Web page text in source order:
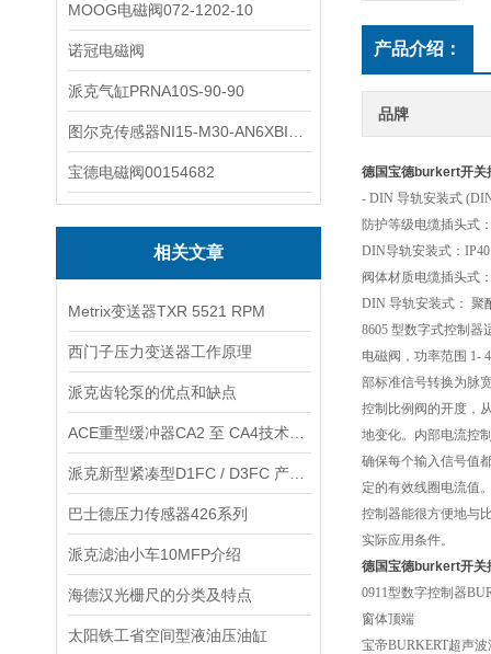
MOOG电磁阀072-1202-10
诺冠电磁阀
派克气缸PRNA10S-90-90
宝德电磁阀00154682
相关文章
Metrix变送器TXR 5521 RPM
西门子压力变送器工作原理
派克齿轮泵的优点和缺点
巴士德压力传感器426系列
派克滤油小车10MFP介绍
海德汉光栅尺的分类及特点
太阳铁工省空间型液油压油缸
产品介绍：
品牌
德国宝德burkert开关
- DIN 导轨安装式
防护等级电缆插头式
DIN导轨安装式：IP40
阀体材质电缆插头式
DIN 导轨安装式： 聚
8605 型数字式控制器
电磁阀，功率范围 1-
部标准信号转换为脉
控制比例阀的开度，
地变化。内部电流控
确保每个输入信号值
定的有效线圈电流值
控制器能很方便地与
实际应用条件。
德国宝德burkert开关
0911型数字控制器
窗体顶端
宝帝BURKERT超声